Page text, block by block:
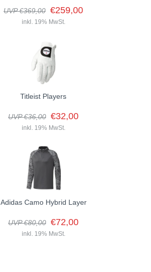
UVP €369,00 €259,00
inkl. 19% MwSt.
Titleist Players
UVP €36,00 €32,00
inkl. 19% MwSt.
Adidas Camo Hybrid Layer
UVP €80,00 €72,00
inkl. 19% MwSt.